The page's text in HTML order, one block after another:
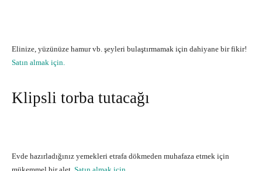
Elinize, yüzünüze hamur vb. şeyleri bulaştırmamak için dahiyane bir fikir!
Satın almak için.
Klipsli torba tutacağı
Evde hazırladığınız yemekleri etrafa dökmeden muhafaza etmek için